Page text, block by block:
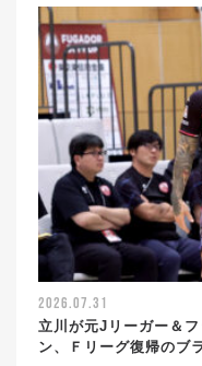
2026.07.31
立川が元Jリーガー＆
ン、Ｆリーグ復帰の